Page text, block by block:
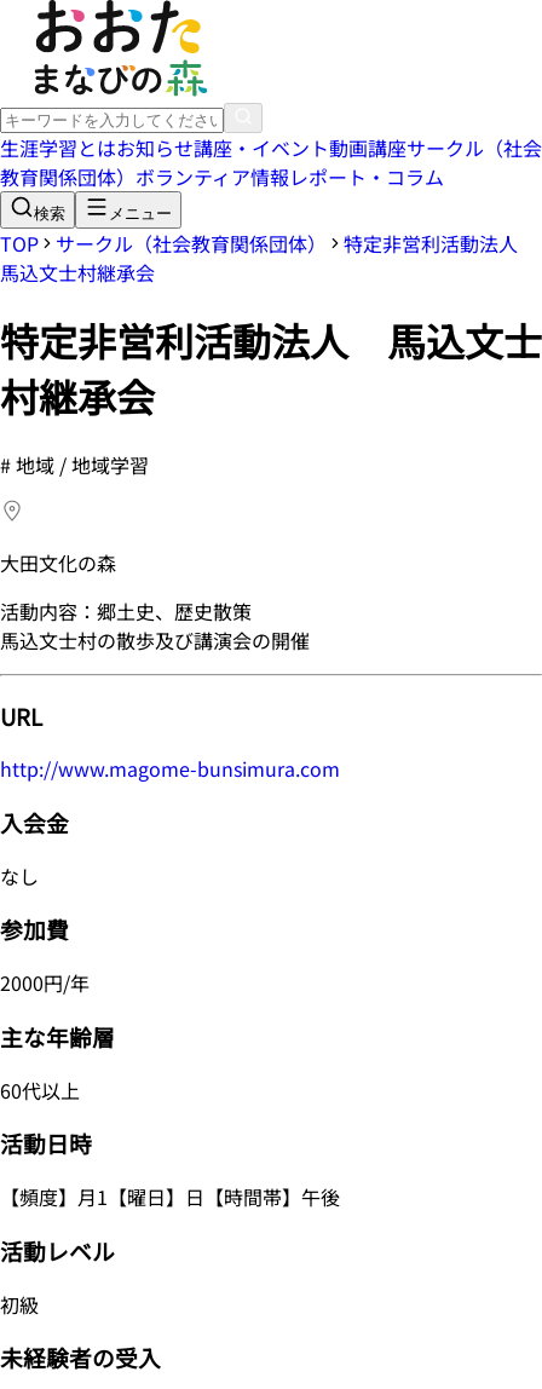
生涯学習とはお知らせ講座・イベント動画講座サークル（社会
教育関係団体） ボランティア情報レポート・コラム
検索 メニュー
TOP サークル（社会教育関係団体）
特定非営利活動法人
馬込文士村継承会
特定非営利活動法人 馬込文士
村継承会
#地域 / 地域学習
大田文化の森
活動内容：郷土史、歴史散策
馬込文士村の散歩及び講演会の開催
URL
http://www.magome-bunsimura.com
入会金
なし
参加費
2000円/年
主な年齢層
60代以上
活動日時
【頻度】月1【曜日】日【時間帯】午後
活動レベル
初級
未経験者の受入